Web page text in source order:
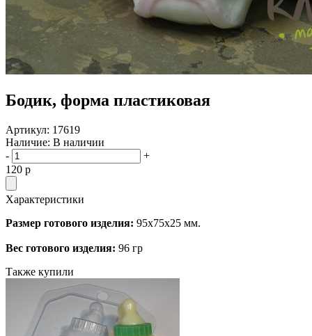
Бодик, форма пластиковая
Артикул: 17619
Наличие: В наличии
-
+
120 p
Характеристики
Размер готового изделия: 95х75х25 мм.
Вес готового изделия: 96 гр
Также купили